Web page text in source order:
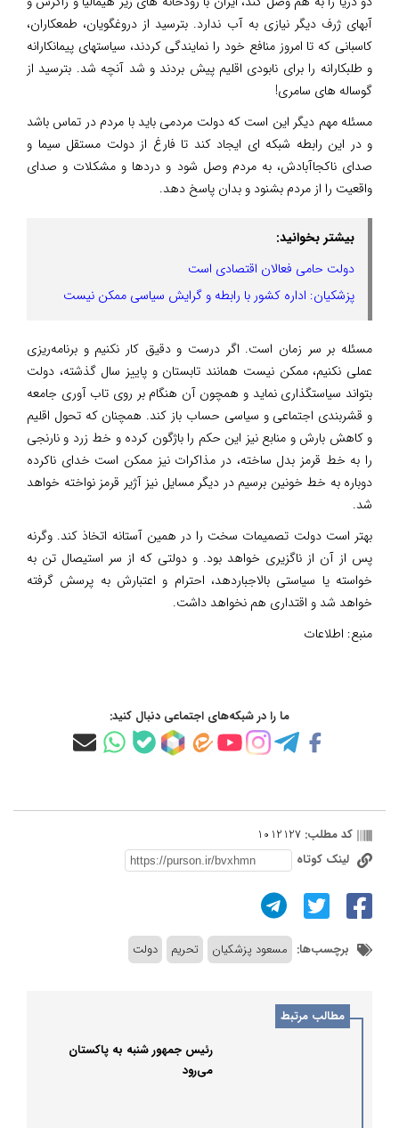
آبهای ژرف دیگر نیازی به آب ندارد. بترسید از دروغگویان، طمعکاران،
کاسبانی که تا امروز منافع خود را نمایندگی کردند، سیاستهای پیمانکارانه
و طلبکارانه را برای نابودی اقلیم پیش بردند و شد آنچه شد. بترسید از
گوساله های سامری!
مسئله مهم دیگر این است که دولت مردمی باید با مردم در تماس باشد
و در این رابطه شبکه ای ایجاد کند تا فارغ از دولت مستقل سیما و
صدای ناکجاآبادش، به مردم وصل شود و دردها و مشکلات و صدای
واقعیت را از مردم بشنود و بدان پاسخ دهد.
بیشتر بخوانید:
دولت حامی فعالان اقتصادی است
پزشکیان: اداره کشور با رابطه و گرایش سیاسی ممکن نیست
مسئله بر سر زمان است. اگر درست و دقیق کار نکنیم و برنامه‌ریزی
عملی نکنیم، ممکن نیست همانند تابستان و پاییز سال گذشته، دولت
بتواند سیاستگذاری نماید و همچون آن هنگام بر روی تاب آوری جامعه
و قشربندی اجتماعی و سیاسی حساب باز کند. همچنان که تحول اقلیم
و کاهش بارش و منابع نیز این حکم را باژگون کرده و خط زرد و نارنجی
را به خط قرمز بدل ساخته، در مذاکرات نیز ممکن است خدای ناکرده
دوباره به خط خونین برسیم در دیگر مسایل نیز آژیر قرمز نواخته خواهد
شد.
بهتر است دولت تصمیمات سخت را در همین آستانه اتخاذ کند. وگرنه
پس از آن از ناگزیری خواهد بود. و دولتی که از سر استیصال تن به
خواسته یا سیاستی بالاجباردهد، احترام و اعتبارش به پرسش گرفته
خواهد شد و اقتداری هم نخواهد داشت.
منبع: اطلاعات
ما را در شبکه‌های اجتماعی دنبال کنید:
کد مطلب: 1012127
لینک کوتاه
برچسب‌ها: مسعود پزشکیان تحریم دولت
مطالب مرتبط
رئیس جمهور شنبه به پاکستان
می‌رود